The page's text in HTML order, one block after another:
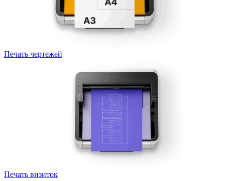
Печать чертежей
Печать визиток